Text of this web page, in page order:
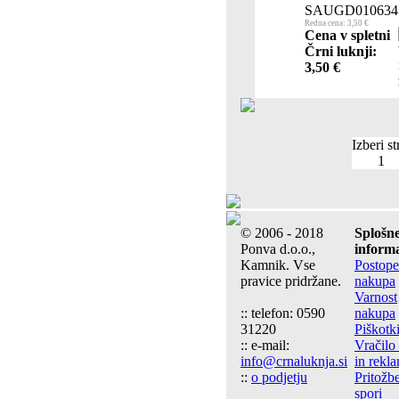
SAUGD010634
Redna cena: 3,50 €
Cena v spletni
Črni luknji:
3,50 €
Izberi
1
© 2006 - 2018
Ponva d.o.o.,
Kamnik. Vse
pravice pridržane.
:: telefon: 0590
31220
:: e-mail:
info@crnaluknja.si
:: o podjetju
nakupa
Varnost
nakupa
Piškotki
Vračilo
in
spori